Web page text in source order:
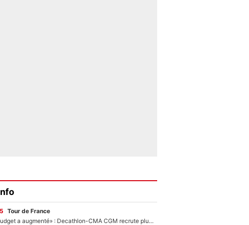
Tour de France
«Le budget a augmenté» : Decathlon-CMA CGM recrute plusieurs coureurs pour offrir à Paul Seixas une équipe pour gagner le Tour de France 2027